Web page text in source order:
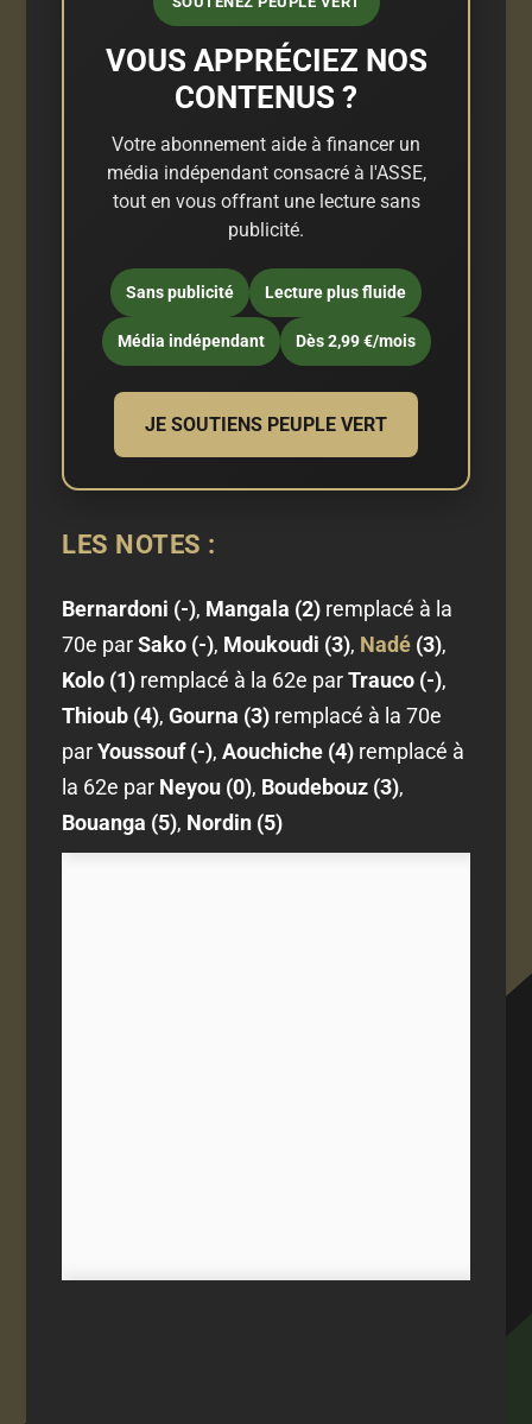
VOUS APPRÉCIEZ NOS
CONTENUS ?
Votre abonnement aide à financer un
média indépendant consacré à l'ASSE,
tout en vous offrant une lecture sans
publicité.
Sans publicité Lecture plus fluide
Média indépendant Dès 2,99 €/mois
JE SOUTIENS PEUPLE VERT
LES NOTES :
Bernardoni (-), Mangala (2) remplacé à la
70e parSako (-), Moukoudi (3), Nadé (3),
Kolo (1) remplacé à la 62e parTrauco (-),
Thioub (4),Gourna (3) remplacé à la 70e
parYoussouf (-),Aouchiche (4) remplacé à
la 62e par Neyou (0), Boudebouz (3),
Bouanga (5), Nordin (5)